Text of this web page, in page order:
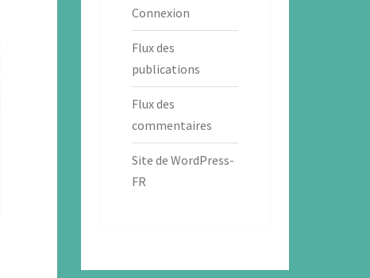
Connexion
Flux des
publications
Flux des
commentaires
Site de WordPress-
FR